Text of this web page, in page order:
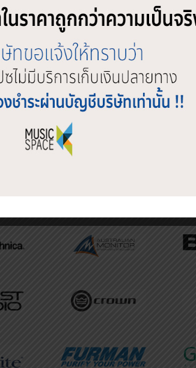
ไมโครโฟนไร้สาย SHURE
BLX24RA/B58-M19 Wireless System
฿20,900.00
9 10 11 12 13 →